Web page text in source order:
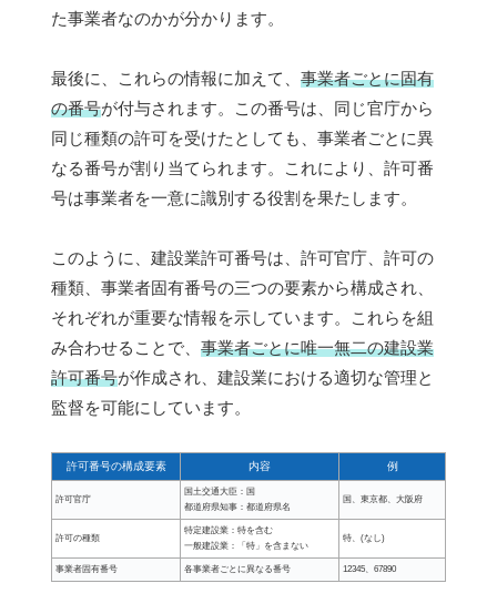
た事業者なのかが分かります。
最後に、これらの情報に加えて、 事業者ごとに固有
の番号が付与されます。この番号は、同じ官庁から
同じ種類の許可を受けたとしても、事業者ごとに異
なる番号が割り当てられます。これにより、許可番
号は事業者を一意に識別する役割を果たします。
このように、建設業許可番号は、許可官庁、許可の
種類、事業者固有番号の三つの要素から構成され、
それぞれが重要な情報を示しています。これらを組
み合わせることで、 事業者ごとに唯一無二の建設業
許可番号が作成され、建設業における適切な管理と
監督を可能にしています。
許可番号の構成要素 内容 例
許可官庁
国土交通大臣：国
都道府県知事：都道府県名
国、東京都、大阪府
許可の種類
特定建設業：特を含む
一般建設業：「特」を含まない
特、(なし)
事業者固有番号 各事業者ごとに異なる番号 12345、67890